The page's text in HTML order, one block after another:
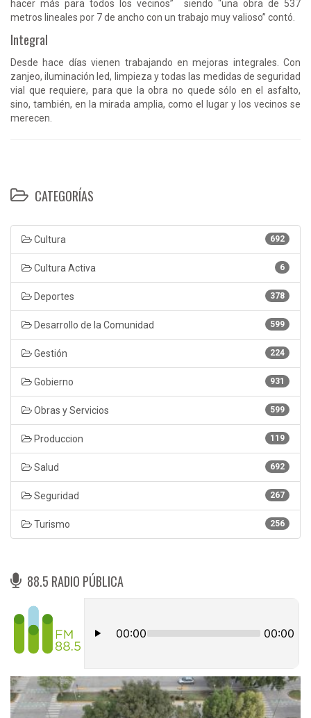
hacer más para todos los vecinos” siendo “una obra de 537
metros lineales por 7 de ancho con un trabajo muy valioso” contó.
Integral
Desde hace días vienen trabajando en mejoras integrales. Con
zanjeo, iluminación led, limpieza y todas las medidas de seguridad
vial que requiere, para que la obra no quede sólo en el asfalto,
sino, también, en la mirada amplia, como el lugar y los vecinos se
merecen.
CATEGORÍAS
692
Cultura
6
Cultura Activa
378
Deportes
599
Desarrollo de la Comunidad
224
Gestión
931
Gobierno
599
Obras y Servicios
119
Produccion
692
Salud
267
Seguridad
256
Turismo
88.5 RADIO PÚBLICA